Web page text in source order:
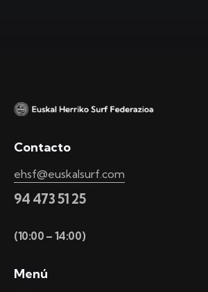
Contacto
ehsf@euskalsurf.com
94 473 51 25
(10:00 – 14:00)
Menú